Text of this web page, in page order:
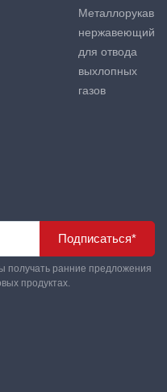
Металлорукав
нержавеющий
для отвода
выхлопных
газов
Подписаться*
получать ранние предложения
продуктах.